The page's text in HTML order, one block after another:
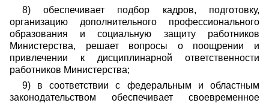
8) обеспечивает подбор кадров, подготовку,
организацию дополнительного профессионального
образования и социальную защиту работников
Министерства, решает вопросы о поощрении и
привлечении к дисциплинарной ответственности
работников Министерства;
9) в соответствии с федеральным и областным
законодательством обеспечивает своевременное